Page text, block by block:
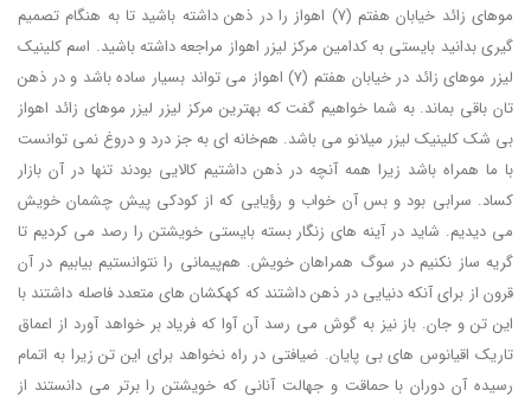
موهای زائد خیابان هفتم (7) اهواز را در ذهن داشته باشید تا به هنگام تصمیم
گیری بدانید بایستی به کدامین مرکز لیزر اهواز مراجعه داشته باشید. اسم کلینیک
لیزر موهای زائد در خیابان هفتم (7) اهواز می تواند بسیار ساده باشد و در ذهن
تان باقی بماند. به شما خواهیم گفت که بهترین مرکز لیزر لیزر موهای زائد اهواز
بی شک کلینیک لیزر میلانو می باشد. هم‌خانه ای به جز درد و دروغ نمی توانست
با ما همراه باشد زیرا همه آنچه در ذهن داشتیم کالایی بودند تنها در آن بازار
کساد. سرابی بود و بس آن خواب و رؤیایی که از کودکی پیش چشمان خویش
می دیدیم. شاید در آینه های زنگار بسته بایستی خویشتن را رصد می کردیم تا
گریه ساز نکنیم در سوگ همراهان خویش. هم‌پیمانی را نتوانستیم بیابیم در آن
قرون از برای آنکه دنیایی در ذهن داشتند که کهکشان های متعدد فاصله داشتند با
این تن و جان. باز نیز به گوش می رسد آن آوا که فریاد بر خواهد آورد از اعماق
تاریک اقیانوس های بی پایان. ضیافتی در راه نخواهد برای این تن زیرا به اتمام
رسیده آن دوران با حماقت و جهالت آنانی که خویشتن را برتر می دانستند از